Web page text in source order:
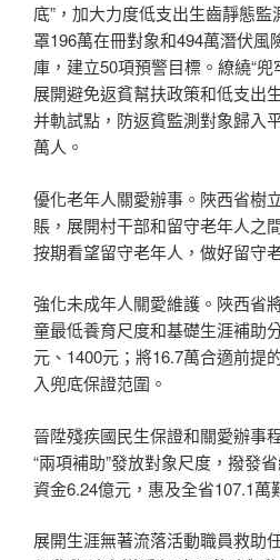
底”，加大力度低支出生齒靜態
罩196萬在冊對象和494萬潛伏風
庫，建立50項預警目標。繚繞“兜
展開避免返貧幫扶政策和低支出
并軌試點，防返貧監測對象歸入
萬人。
優化老年人關愛辦事。陜西省樹
賬，展開村干部和留守老年人之
按期看望留守老年人，做好留守
強化未成年人關愛維護。陜西省
童最低養育尺度和基礎生涯補助
元、1400元；將16.7萬合適前提
入兜底保證范圍。
晉陞殘疾國民生保證和關愛辦事
“兩項補助”發放對象尺度，撥發
資金6.24億元，惠及全省107.1萬
展開生涯無著流落活動職員救助